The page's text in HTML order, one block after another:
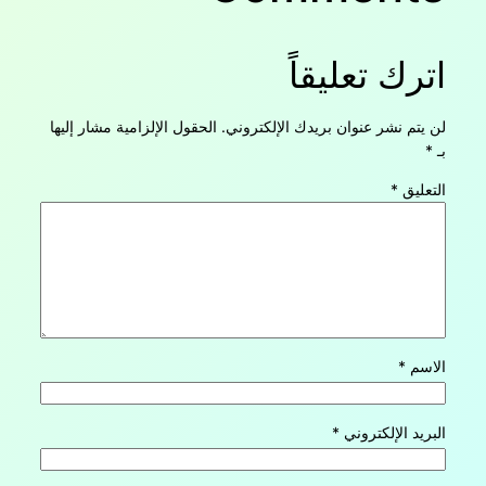
اترك تعليقاً
لن يتم نشر عنوان بريدك الإلكتروني. الحقول الإلزامية مشار إليها
بـ *
التعليق *
الاسم *
البريد الإلكتروني *